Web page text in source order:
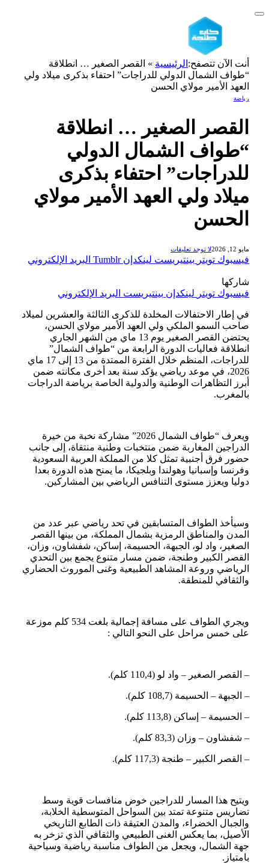
أنت الآن تتصفح:الرئيسية»القصر الصغير … انطلاقة
“طواف الشمال الدولي للدراجات” احتفاء بذكرى ميلاد ولي
العهد الأمير مولاي الحسن
رياضة
القصر الصغير … انطلاقة
“طواف الشمال الدولي
للدراجات” احتفاء بذكرى
ميلاد ولي العهد الأمير مولاي
الحسن
مايو 12, 2026 لا توجد تعليقات
فيسبوك تويتر بينتيريست لينكدإن Tumblr البريد الإلكتروني
شاركها
فيسبوك تويتر لينكدإن بينتيريست البريد الإلكتروني
في إطار الاحتفالات المخلدة للذكرى الثالثة والعشرين لميلاد
صاحب السمو الملكي ولي العهد الأمير مولاي الحسن،
يحتضن القصر الصغير يوم 13 ماي من الشهر الجاري
انطلاقة فعاليات الدورة الرابعة من “طواف الشمال”
للدراجات، المنظم خلال الفترة الممتدة من 13 إلى 17 ماي
2026، في موعد رياضي يؤكد سنة بعد أخرى مكانته ضمن
أبرز التظاهرات الوطنية والدولية الخاصة برياضة الدراجات
بالمغرب.
ويعرف “طواف الشمال 2026” مشاركة نخبة من خيرة
الدراجين المغاربة ضمن منتخبات وطنية منتقاة، إلى جانب
حضور فرق أجنبية تمثل كلا من المملكة العربية السعودية
وفرنسا وإسبانيا وهولندا وبلجيكا، ما يمنح هذه الدورة بعدا
دوليا ويعزز مستوى التنافس الرياضي بين المشاركين.
وسيأخذ الطواف المتسابقين في تحد رياضي عبر عدد من
المدن والمناطق الرمزية بشمال المملكة، من بينها القصر
الصغير، واد لو، الجبهة، الحسيمة، إساكن، شفشاون، وزان،
القصر الكبير وطنجة، ضمن مسار متنوع يجمع بين التحدي
الرياضي وروعة المشاهد الطبيعية وغنى الموروث الحضاري
والثقافي للمنطقة.
ويجري الطواف على مسافة إجمالية بلغت 534 كلم موزعة
على خمس مراحل على النحو التالي :
– القصر الصغير – واد لو (110,4 كلم).
– الجبهة – الحسيمة (108,7 كلم).
– الحسيمة – إساكن (113,8 كلم).
– شفشاون – وزان (83,3 كلم).
– القصر الكبير – طنجة (117,3 كلم).
ويتيح هذا المسار للدراجين خوض منافسات قوية وسط
تضاريس متنوعة تمتد بين السواحل المتوسطية الخلابة،
والجبال الخضراء، والمدن العتيقة ذات الطابع التاريخي
الأصيل، بما يعكس الغنى الطبيعي والثقافي الذي تزخر به
جهة الشمال، ويجعل من الطواف مناسبة رياضية وسياحية
بامتياز.